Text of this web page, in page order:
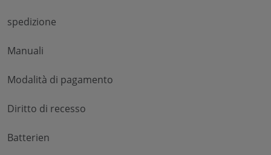
spedizione
Manuali
Modalità di pagamento
Diritto di recesso
Batterien